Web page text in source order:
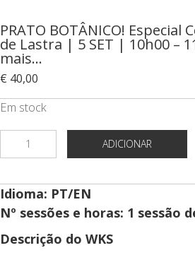
PRATO BOTÂNICO! Especial
de Lastra | 5 SET | 10h00 –
mais…
€ 40,00
Em stock
Quantidade
de
BOTÂNICO!
Especial
Cerâmica
ADICIONAR
Idioma: PT/EN
Nº sessões e horas: 1 sessão
Descrição do WKS